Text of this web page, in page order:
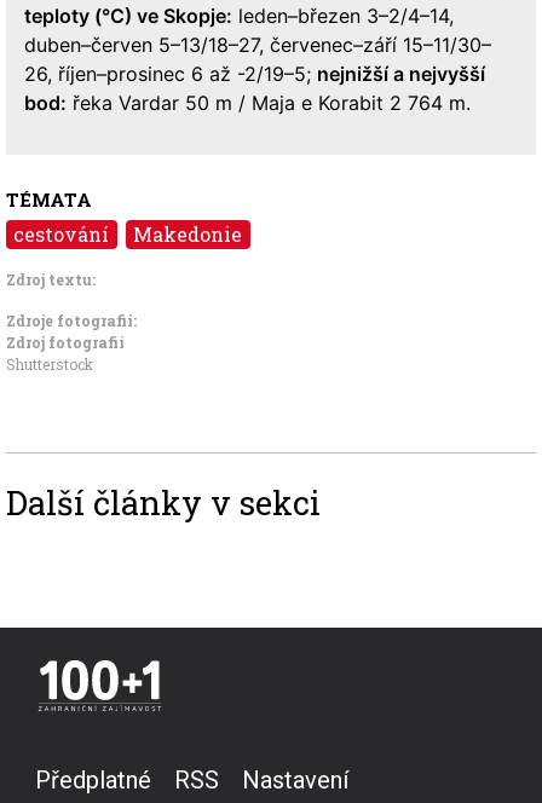
teploty (°C) ve Skopje: leden–březen 3–2/4–14,
duben–červen 5–13/18–27, červenec–září 15–11/30–
26, říjen–prosinec 6 až -2/19–5; nejnižší a nejvyšší
bod: řeka Vardar 50 m / Maja e Korabit 2 764 m.
TÉMATA
cestování Makedonie
Zdroj textu:
Zdroje fotografii:
Zdroj fotografií
Shutterstock
Další články v sekci
Předplatné RSS
Nastavení